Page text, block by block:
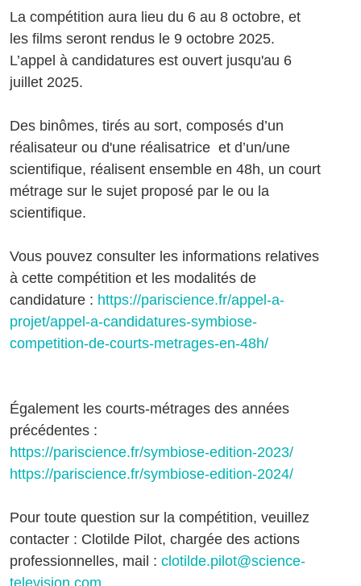
La compétition aura lieu du 6 au 8 octobre, et
les films seront rendus le 9 octobre 2025.
L’appel à candidatures est ouvert jusqu'au 6
juillet 2025.
Des binômes, tirés au sort, composés d’un
réalisateur ou d'une réalisatrice et d’un/une
scientifique, réalisent ensemble en 48h, un court
métrage sur le sujet proposé par le ou la
scientifique.
Vous pouvez consulter les informations relatives
à cette compétition et les modalités de
candidature : https://pariscience.fr/appel-a-
projet/appel-a-candidatures-symbiose-
competition-de-courts-metrages-en-48h/
Également les courts-métrages des années
précédentes :
https://pariscience.fr/symbiose-edition-2023/
https://pariscience.fr/symbiose-edition-2024/
Pour toute question sur la compétition, veuillez
contacter : Clotilde Pilot, chargée des actions
professionnelles, mail : clotilde.pilot@science-